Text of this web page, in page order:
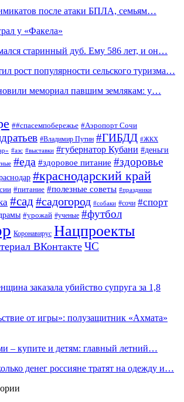
после атаки БПЛА, семьям…
у «Факела»
старинный дуб. Ему 586 лет, и он…
рост популярности сельского туризма…
мемориал павшим землякам: у…
##спасемпобережье #Аэропорт Сочи
#Владимир Путин #ГИБДД #ЖКХ
#азс #выставки #губернатор Кубани #деньги
#еда #здоровое питание #здоровье
#краснодарский край
#питание #полезные советы #праздники
#сад #садогород #собаки #сочи #спорт
#урожай #ученые #футбол
Коронавирус Нацпроекты
ВКонтакте ЧС
заказала убийство супруга за 1,8
от игры»: полузащитник «Ахмата»
– купите и детям: главный летний…
денег россияне тратят на одежду и…